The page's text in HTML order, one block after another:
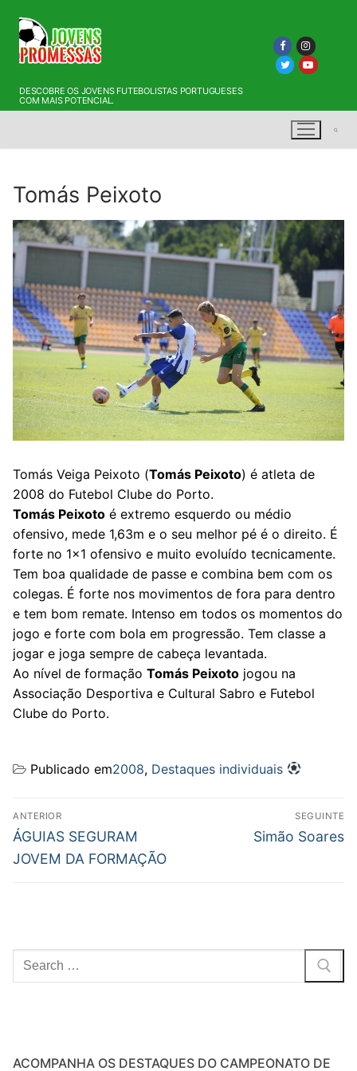
para
conteúdo
DESCOBRE OS JOVENS FUTEBOLISTAS PORTUGUESES
COM MAIS POTENCIAL.
Tomás Peixoto
Tomás Veiga Peixoto (Tomás Peixoto) é atleta de
2008 do Futebol Clube do Porto.
Tomás Peixoto é extremo esquerdo ou médio
ofensivo, mede 1,63m e o seu melhor pé é o direito. É
forte no 1×1 ofensivo e muito evoluído tecnicamente.
Tem boa qualidade de passe e combina bem com os
colegas. É forte nos movimentos de fora para dentro
e tem bom remate. Intenso em todos os momentos do
jogo e forte com bola em progressão. Tem classe a
jogar e joga sempre de cabeça levantada.
Ao nível de formação Tomás Peixoto jogou na
Associação Desportiva e Cultural Sabro e Futebol
Clube do Porto.
Publicado em2008, Destaques individuais
Navegação
de
artigos
ANTERIOR
Previous
post:
ÁGUIAS SEGURAM
JOVEM DA FORMAÇÃO
SEGUINTE
Next
Simão Soares
Pesquisar
por:
ACOMPANHA OS DESTAQUES DO CAMPEONATO DE